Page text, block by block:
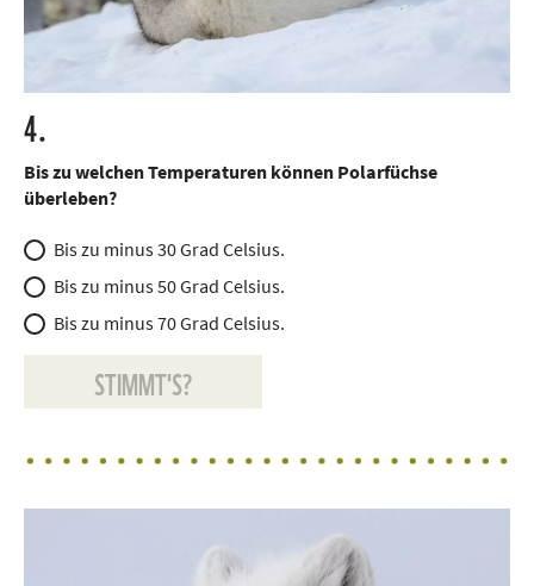
4.
Bis zu welchen Temperaturen können Polarfüchse
überleben?
Bis zu minus 30 Grad Celsius.
Bis zu minus 50 Grad Celsius.
Bis zu minus 70 Grad Celsius.
STIMMT'S?